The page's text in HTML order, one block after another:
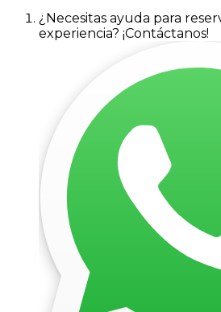
¿Necesitas ayuda para
experiencia? ¡Contáctanos!